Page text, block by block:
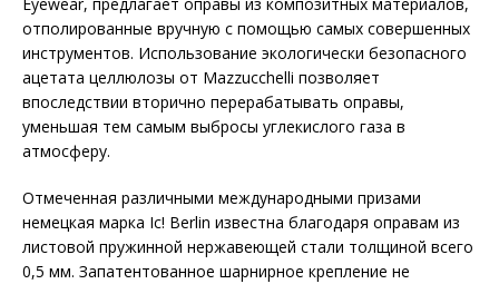
отполированные вручную с помощью самых совершенных
инструментов. Использование экологически безопасного
ацетата целлюлозы от Mazzucchelli позволяет
впоследствии вторично перерабатывать оправы,
уменьшая тем самым выбросы углекислого газа в
атмосферу.
Отмеченная различными международными призами
немецкая марка Ic! Berlin известна благодаря оправам из
листовой пружинной нержавеющей стали толщиной всего
0,5 мм. Запатентованное шарнирное крепление не